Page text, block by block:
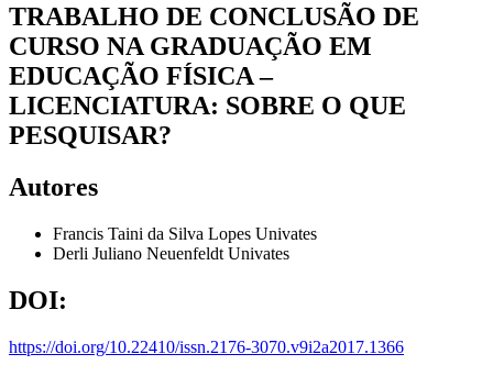
TRABALHO DE CONCLUSÃO DE
CURSO NA GRADUAÇÃO EM
EDUCAÇÃO FÍSICA –
LICENCIATURA: SOBRE O QUE
PESQUISAR?
Autores
Francis Taini da Silva Lopes Univates
Derli Juliano Neuenfeldt Univates
DOI:
https://doi.org/10.22410/issn.2176-3070.v9i2a2017.1366